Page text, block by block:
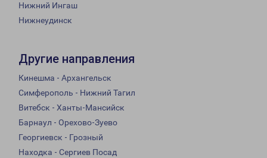
Нижний Ингаш
Нижнеудинск
Другие направления
Кинешма - Архангельск
Симферополь - Нижний Тагил
Витебск - Ханты-Мансийск
Барнаул - Орехово-Зуево
Георгиевск - Грозный
Находка - Сергиев Посад